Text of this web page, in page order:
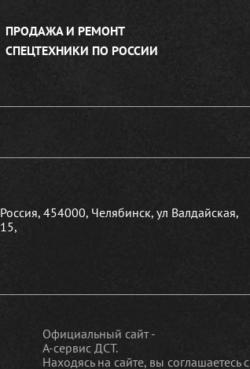
ПРОДАЖА И РЕМОНТ
СПЕЦТЕХНИКИ ПО РОССИИ
Россия, 454000, Челябинск, ул Валдайская,
15,
Официальный сайт -
А-сервис ДСТ.
Находясь на сайте, вы соглашаетесь c